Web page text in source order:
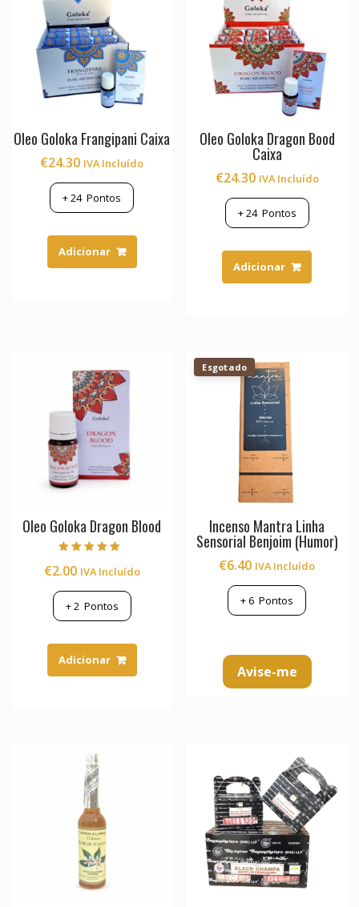
Oleo Goloka Frangipani Caixa
€24.30 IVA Incluído
+24Pontos
Adicionar
Oleo Goloka Dragon Bood
Caixa
€24.30 IVA Incluído
+24Pontos
Adicionar
Oleo Goloka Dragon Blood
5.00
€2.00 IVA Incluído
+2Pontos
Adicionar
Esgotado
Incenso Mantra Linha
Sensorial Benjoim (Humor)
€6.40 IVA Incluído
+6 Pontos
Avise-me